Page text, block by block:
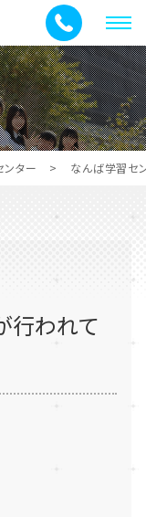
メ
ニ
ュ
ー
ター > なんば学習セ
行われて